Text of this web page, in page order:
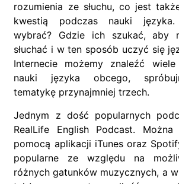
rozumienia ze słuchu, co jest
kwestią podczas nauki
wybrać? Gdzie ich szukać, aby
słuchać i w ten sposób uczyć się
Internecie możemy znaleźć
nauki języka obcego,
tematykę przynajmniej trzech.
Jednym z dość popularnych
RealLife English Podcast.
pomocą aplikacji iTunes oraz
popularne ze względu na
różnych gatunków muzycznych, a